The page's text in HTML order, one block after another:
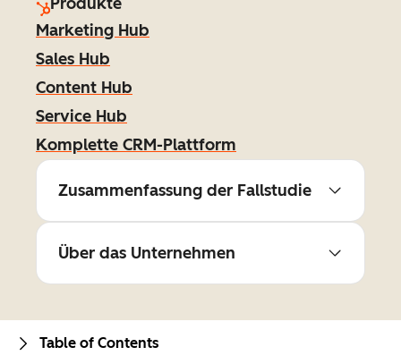
Marketing Hub
Sales Hub
Content Hub
Service Hub
Komplette CRM-Plattform
Zusammenfassung der Fallstudie
Über das Unternehmen
Table of Contents